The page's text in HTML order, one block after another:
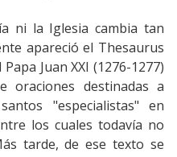
ni la Iglesia cambia tan
apareció el Thesaurus
Juan XXI (1276-1277)
oraciones destinadas a
"especialistas" en
los cuales todavía no
tarde, de ese texto se